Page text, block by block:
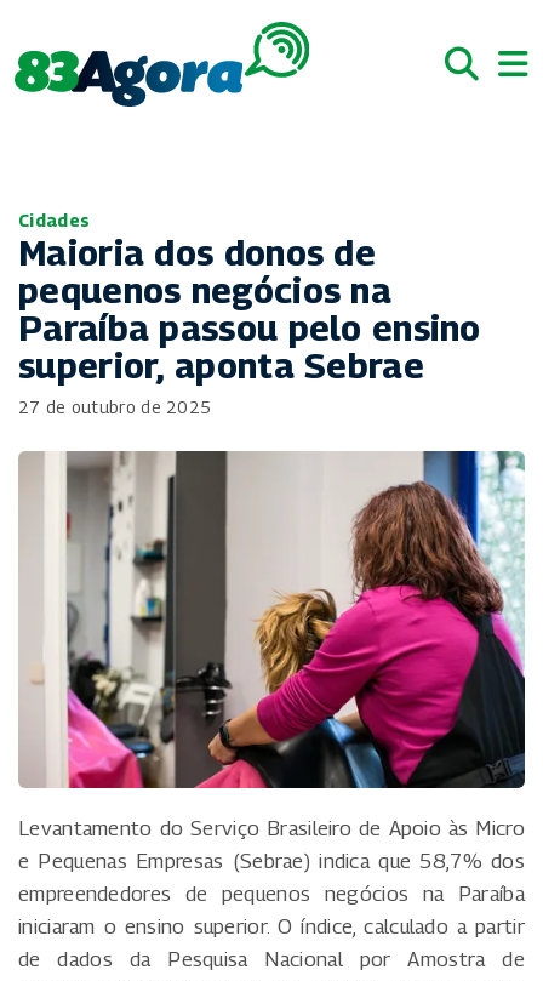
Cidades
Maioria dos donos de
pequenos negócios na
Paraíba passou pelo ensino
superior, aponta Sebrae
27 de outubro de 2025
Levantamento do Serviço Brasileiro de Apoio às Micro
e Pequenas Empresas (Sebrae) indica que 58,7% dos
empreendedores de pequenos negócios na Paraíba
iniciaram o ensino superior. O índice, calculado a partir
de dados da Pesquisa Nacional por Amostra de